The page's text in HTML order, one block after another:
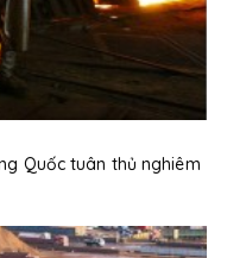
Quốc tuân thủ nghiêm